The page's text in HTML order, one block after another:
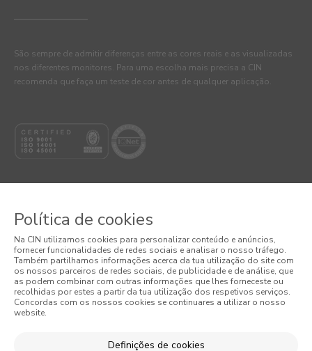
São sempre de admitir diferenças entre as cores reais e as visualizadas
nos diferentes monitores. Para uma escolha mais precisa a CIN
recomenda que faça um teste de cor antes de qualquer aplicação.
Termos e Condições
Política de Privacidade
Política de Cookies
Condições Gerais de Venda
Política de cookies
Na CIN utilizamos cookies para personalizar conteúdo e anúncios,
fornecer funcionalidades de redes sociais e analisar o nosso tráfego.
Também partilhamos informações acerca da tua utilização do site com
os nossos parceiros de redes sociais, de publicidade e de análise, que
as podem combinar com outras informações que lhes forneceste ou
recolhidas por estes a partir da tua utilização dos respetivos serviços.
Concordas com os nossos cookies se continuares a utilizar o nosso
website.
Definições de cookies